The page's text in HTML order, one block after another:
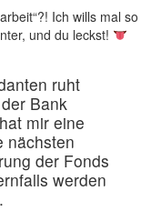
Ich wills mal so
und du leckst!
ruht
Bank
mir eine
nächsten
der Fonds
werden